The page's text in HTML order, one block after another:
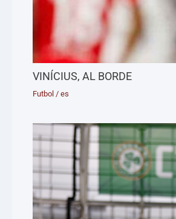
VINÍCIUS, AL BORDE
Futbol /es